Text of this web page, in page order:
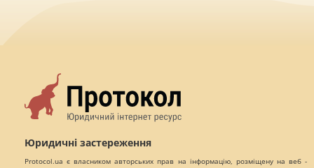
Юридичні застереження
Protocol.ua є власником авторських прав на інформацію, розміщену на веб -